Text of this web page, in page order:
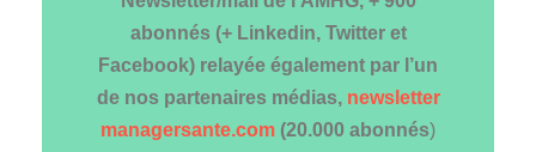
abonnés (+ Linkedin, Twitter et
Facebook) relayée également par l’un
de nos partenaires médias, newsletter
managersante.com (20.000 abonnés)